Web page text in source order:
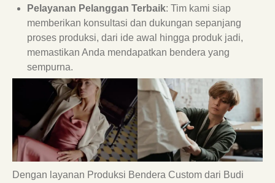
Pelayanan Pelanggan Terbaik: Tim kami siap
memberikan konsultasi dan dukungan sepanjang
proses produksi, dari ide awal hingga produk jadi,
memastikan Anda mendapatkan bendera yang
sempurna.
Dengan layanan Produksi Bendera Custom dari Budi